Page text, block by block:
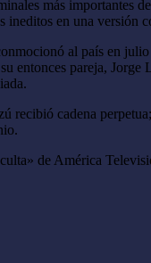
más
en una versión
al país en
entonces pareja,
recibió cadena
de América